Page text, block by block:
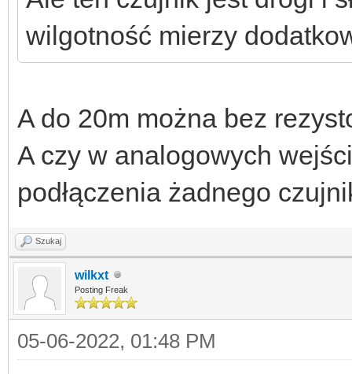
wilgotność mierzy
A do 20m można bez
A czy w analogowych
podłączenia żadnego
Szukaj
wilkxt
Posting Freak
05-06-2022, 01:48 PM